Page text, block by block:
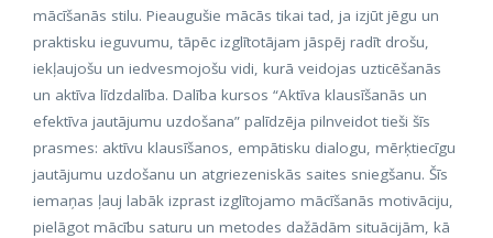
mācīšanās stilu. Pieaugušie mācās tikai tad, ja izjūt jēgu un
praktisku ieguvumu, tāpēc izglītotājam jāspēj radīt drošu,
iekļaujošu un iedvesmojošu vidi, kurā veidojas uzticēšanās
un aktīva līdzdalība. Dalība kursos “Aktīva klausīšanās un
efektīva jautājumu uzdošana” palīdzēja pilnveidot tieši šīs
prasmes: aktīvu klausīšanos, empātisku dialogu, mērķtiecīgu
jautājumu uzdošanu un atgriezeniskās saites sniegšanu. Šīs
iemaņas ļauj labāk izprast izglītojamo mācīšanās motivāciju,
pielāgot mācību saturu un metodes dažādām situācijām, kā